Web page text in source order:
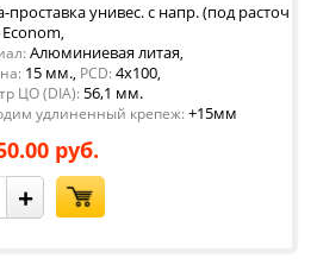
унивес. с напр. (под расточку
Econom,
Алюминиевая литая,
15 мм., PCD: 4x100,
ЦО (DIA): 56,1 мм.
удлиненный крепеж: +15мм
руб.
+